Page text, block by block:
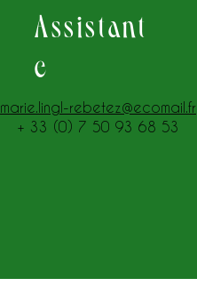
Assistant
e
marie.lingl-rebetez@ecomail.fr
+ 33 (0) 7 50 93 68 53